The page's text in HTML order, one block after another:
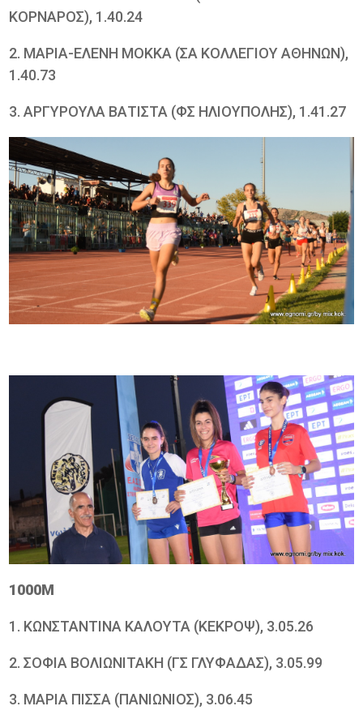
ΚΟΡΝΑΡΟΣ), 1.40.24
2. ΜΑΡΙΑ-ΕΛΕΝΗ ΜΟΚΚΑ (ΣΑ ΚΟΛΛΕΓΙΟΥ ΑΘΗΝΩΝ),
1.40.73
3. ΑΡΓΥΡΟΥΛΑ ΒΑΤΙΣΤΑ (ΦΣ ΗΛΙΟΥΠΟΛΗΣ), 1.41.27
1000Μ
1. ΚΩΝΣΤΑΝΤΙΝΑ ΚΑΛΟΥΤΑ (ΚΕΚΡΟΨ), 3.05.26
2. ΣΟΦΙΑ ΒΟΛΙΩΝΙΤΑΚΗ (ΓΣ ΓΛΥΦΑΔΑΣ), 3.05.99
3. ΜΑΡΙΑ ΠΙΣΣΑ (ΠΑΝΙΩΝΙΟΣ), 3.06.45